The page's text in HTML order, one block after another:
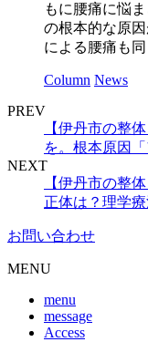
もに腰痛に悩
の根本的な原
による腰痛も
Column News
PREV
【伊丹市の整
を。根本原因
NEXT
【伊丹市の整
正体は？理学
お問い合わせ
MENU
menu
message
Access